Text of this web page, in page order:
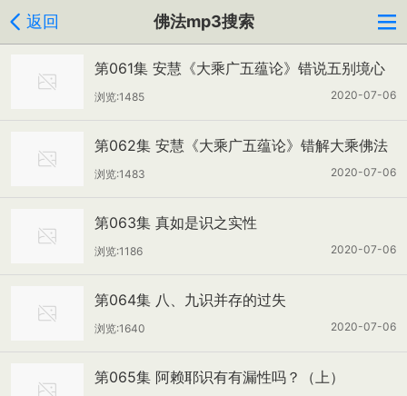
返回 佛法mp3搜索
第061集 安慧《大乘广五蕴论》错说五别境心
所法
2020-07-06
浏览:1485
第062集 安慧《大乘广五蕴论》错解大乘佛法
2020-07-06
浏览:1483
第063集 真如是识之实性
2020-07-06
浏览:1186
第064集 八、九识并存的过失
2020-07-06
浏览:1640
第065集 阿赖耶识有有漏性吗？（上）